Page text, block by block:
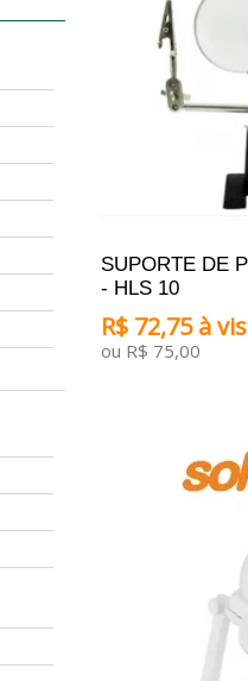
SUPORTE DE
- HLS 10
R$ 72,75 à
ou R$ 75,00